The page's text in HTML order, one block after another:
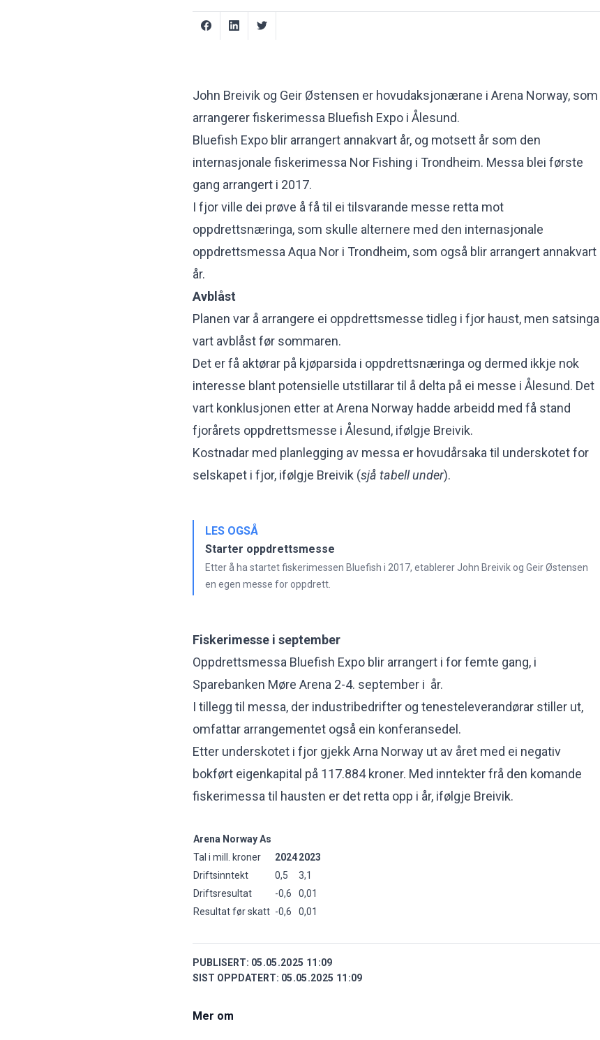
John Breivik og Geir Østensen er hovudaksjonærane i Arena Norway, som
arrangerer fiskerimessa Bluefish Expo i Ålesund.
Bluefish Expo blir arrangert annakvart år, og motsett år som den
internasjonale fiskerimessa Nor Fishing i Trondheim. Messa blei første
gang arrangert i 2017.
I fjor ville dei prøve å få til ei tilsvarande messe retta mot
oppdrettsnæringa, som skulle alternere med den internasjonale
oppdrettsmessa Aqua Nor i Trondheim, som også blir arrangert annakvart
år.
Avblåst
Planen var å arrangere ei oppdrettsmesse tidleg i fjor haust, men satsinga
vart avblåst før sommaren.
Det er få aktørar på kjøparsida i oppdrettsnæringa og dermed ikkje nok
interesse blant potensielle utstillarar til å delta på ei messe i Ålesund. Det
vart konklusjonen etter at Arena Norway hadde arbeidd med få stand
fjorårets oppdrettsmesse i Ålesund, ifølgje Breivik.
Kostnadar med planlegging av messa er hovudårsaka til underskotet for
selskapet i fjor, ifølgje Breivik (sjå tabell under).
LES OGSÅ
Starter oppdrettsmesse
Etter å ha startet fiskerimessen Bluefish i 2017, etablerer John Breivik og Geir Østensen
en egen messe for oppdrett.
Fiskerimesse i september
Oppdrettsmessa Bluefish Expo blir arrangert i for femte gang, i
Sparebanken Møre Arena 2-4. september i år.
I tillegg til messa, der industribedrifter og tenesteleverandørar stiller ut,
omfattar arrangementet også ein konferansedel.
Etter underskotet i fjor gjekk Arna Norway ut av året med ei negativ
bokført eigenkapital på 117.884 kroner. Med inntekter frå den komande
fiskerimessa til hausten er det retta opp i år, ifølgje Breivik.
Arena Norway As
Tal i mill. kroner
20242023
Driftsinntekt
0,5
3,1
Driftsresultat
-0,6
0,01
Resultat før skatt -0,6 0,01
PUBLISERT: 05.05.2025 11:09
SIST OPPDATERT: 05.05.2025 11:09
Mer om